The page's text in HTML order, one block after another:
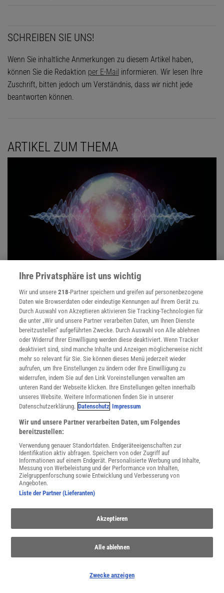
SCHREIBEN SIE UNS!
Wenn Sie inhaltliche Anmerkungen zu diesem Artikel haben,
können Sie die Redaktion per E-Mail informieren. Wir lesen Ihre
Zuschrift, bitten jedoch um Verständnis, dass wir nicht jede
beantworten können.
ARTIKEL ZUM THEMA
Erste Atomkernuhr läutet neue Ära der
Zeitmessung ein
Atomkernuhren auf Basis von Thorium könnten künftig genauer
sein als jede bisherige Atomuhr. Physiker haben nun einen
Prototyp gebaut – und diesen 24 Stunden lang ticken lassen.
»DIE DUNKLE SEITE DES LICHTS«
Unklare Projektionen
Milan Dlabal wagt einen frischen Blick auf die Grundlagen der
eingeführten Begrifflichkeit nicht so ganz. Eine Rezension
| Nobelpreisträger löst Physik-Rätsel mit KI
Ihre Privatsphäre ist uns wichtig
Wir und unsere218-Partner speichern und greifen auf personenbezogene
Daten wie Browserdaten oder eindeutige Kennungen auf Ihrem Gerät zu.
Durch Auswahl von Akzeptieren aktivieren Sie Tracking-Technologien für
die unter „Wir und unsere Partner verarbeiten Daten, um Ihnen Dienste
bereitzustellen“ aufgeführten Zwecke. Durch Auswahl von Alle ablehnen
oder Widerruf Ihrer Einwilligung werden diese deaktiviert. Wenn Tracker
deaktiviert sind, sind manche Inhalte und Anzeigen möglicherweise nicht
mehr so relevant für Sie. Sie können dieses Menü jederzeit wieder
aufrufen, um Ihre Einstellungen zu ändern oder Ihre Einwilligung zu
widerrufen, indem Sie auf den Link Voreinstellungen verwalten am
unteren Rand der Webseite klicken. Ihre Einstellungen gelten innerhalb
unseres Website. Weitere Informationen finden Sie in unserer
Datenschutzerklärung. Datenschutz Impressum
Wir und unsere Partner verarbeiten Daten, um Folgendes
bereitzustellen:
Verwendung genauer Standortdaten. Endgeräteeigenschaften zur
Identifikation aktiv abfragen. Speichern von oder Zugriff auf
Informationen auf einem Endgerät. Personalisierte Werbung und Inhalte,
Messung von Werbeleistung und der Performance von Inhalten,
Zielgruppenforschung sowie Entwicklung und Verbesserung von
Angeboten.
Liste der Partner (Lieferanten)
Akzeptieren
Alle ablehnen
Zwecke anzeigen